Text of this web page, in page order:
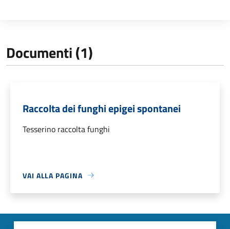
Documenti (1)
Raccolta dei funghi epigei spontanei
Tesserino raccolta funghi
VAI ALLA PAGINA